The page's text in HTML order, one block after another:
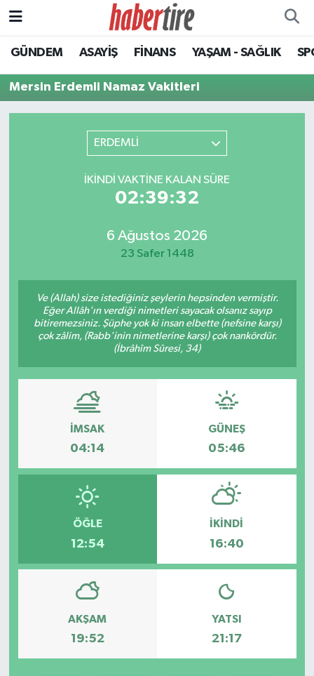
GÜNDEM ASAYİŞ FİNANS YAŞAM - SAĞLIK
Mersin Erdemli Namaz Vakitleri
ERDEMLİ
İKINDI VAKTINE KALAN SÜRE
02:39:32
6 Ağustos 2026
23 Safer 1448
Ve (Allah) size istediğiniz şeylerin hepsinden vermiştir.
Eğer Allâh'ın verdiği nimetleri sayacak olsanız sayıp
bitiremezsiniz. Şüphe yok ki insan elbette (nefsine karşı)
çok zâlim, (Rabb'inin nimetlerine karşı) çok nankördür.
(İbrâhîm Sûresi, 34)
İMSAK
04:14
GÜNEŞ
05:46
ÖĞLE
12:54
İKINDI
16:40
AKŞAM
19:52
YATSI
21:17
Tire Nöbetçi Eczaneler
Tire Hava Durumu
Tüm Manşetler
Son Dakika Haberleri